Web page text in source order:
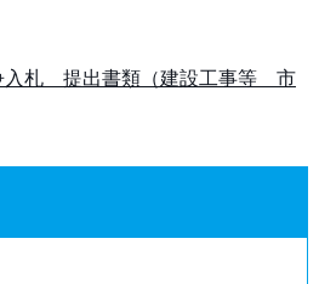
入札 提出書類（建設工事等 市